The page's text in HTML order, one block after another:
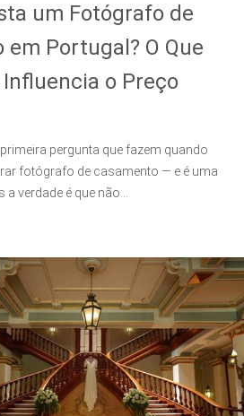
um Fotógrafo de
em Portugal? O Que
o Preço
pergunta que fazem quando
fotógrafo de casamento — e é uma
a verdade é que não...